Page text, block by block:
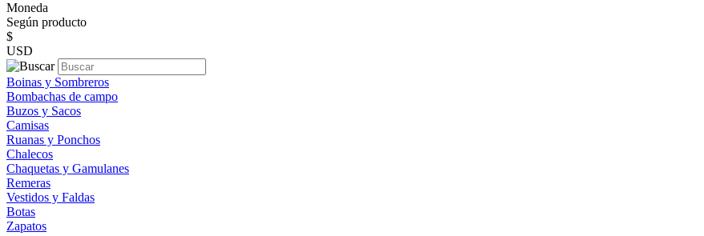
Moneda
Según producto
$
USD
Boinas y Sombreros
Bombachas de campo
Buzos y Sacos
Camisas
Ruanas y Ponchos
Chalecos
Chaquetas y Gamulanes
Remeras
Vestidos y Faldas
Botas
Zapatos